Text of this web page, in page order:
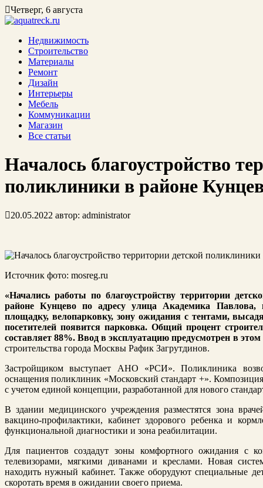
Четверг, 6 августа
Недвижимость
Строительство
Материалы
Ремонт
Дизайн
Интерьеры
Мебель
Коммуникации
Магазин
Все статьи
Началось благоустройство
поликлиники в районе
20.05.2022 автор: administrator
Источник фото: mosreg.ru
«Начались работы по благоустройству территории
районе Кунцево по адресу улица Академика Павлова,
площадку, велопарковку, зону ожидания с тентами,
посетителей появится парковка. Общий процент
составляет 88%. Ввод в эксплуатацию предусмотрен в этом
строительства города Москвы Рафик Загрутдинов.
Застройщиком выступает АНО «РСИ». Поликлиника
оснащения поликлиник «Московский стандарт +».
с учетом единой концепции, разработанной для нового
В здании медицинского учреждения разместятся зона
вакцино-профилактики, кабинет здорового ребенка и
функциональной диагностики и зона реабилитации.
Для пациентов создадут зоны комфортного ожидания с
телевизорами, мягкими диванами и креслами. Новая
находить нужный кабинет. Также оборудуют специальные
скоротать время в ожидании своего приема.